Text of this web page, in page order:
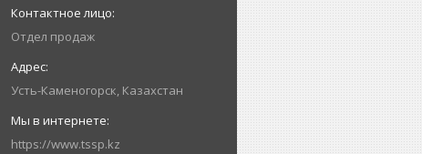
Отдел продаж
Усть-Каменогорск, Казахстан
https://www.tssp.kz